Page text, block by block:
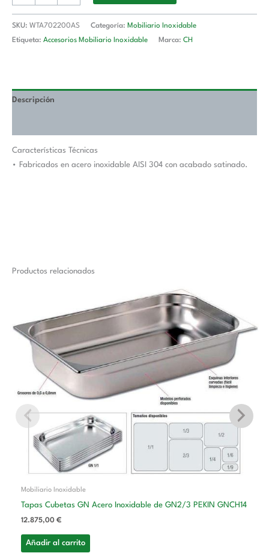
WTA702200AS
cantidad
SKU: WTA702200AS Categoría: Mobiliario Inoxidable
Etiqueta: Accesorios Mobiliario Inoxidable Marca: CH
Descripción
Características Técnicas
• Fabricados en acero inoxidable AISI 304 con acabado satinado.
Productos relacionados
Mobiliario Inoxidable
Tapas Cubetas GN Acero Inoxidable de GN2/3 PEKIN GNCH14
12.875,00 €
Añadir al carrito